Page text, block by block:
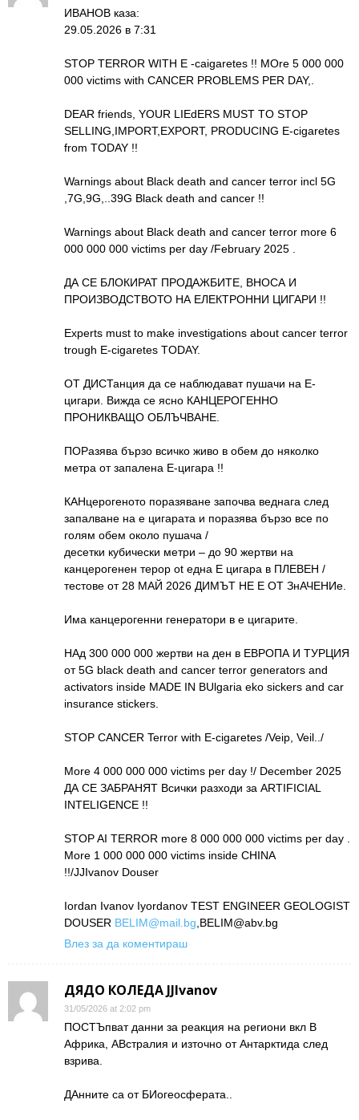
ИВАНОВ каза:
29.05.2026 в 7:31
STOP TERROR WITH E -caigaretes !! MOre 5 000 000
000 victims with CANCER PROBLEMS PER DAY,.
DEAR friends, YOUR LIEdERS MUST TO STOP
SELLING,IMPORT,EXPORT, PRODUCING E-cigaretes
from TODAY !!
Warnings about Black death and cancer terror incl 5G
,7G,9G,..39G Black death and cancer !!
Warnings about Black death and cancer terror more 6
000 000 000 victims per day /February 2025 .
ДА СЕ БЛОКИРАТ ПРОДАЖБИТЕ, ВНОСА И
ПРОИЗВОДСТВОТО НА ЕЛЕКТРОННИ ЦИГАРИ !!
Experts must to make investigations about cancer terror
trough E-cigaretes TODAY.
ОТ ДИСТанция да се наблюдават пушачи на Е-
цигари. Вижда се ясно КАНЦЕРОГЕННО
ПРОНИКВАЩО ОБЛЪЧВАНЕ.
ПОРазява бързо всичко живо в обем до няколко
метра от запалена Е-цигара !!
КАНцерогеното поразяване започва веднага след
запалване на е цигарата и поразява бързо все по
голям обем около пушача /
десетки кубически метри – до 90 жертви на
канцерогенен терор ot една Е цигара в ПЛЕВЕН /
тестове от 28 МАЙ 2026 ДИМЪТ НЕ Е ОТ ЗнАЧЕНИe.
Има канцерогенни генератори в е цигарите.
НАд 300 000 000 жертви на ден в ЕВРОПА И ТУРЦИЯ
от 5G black death and cancer terror generators and
activators inside MADE IN BUlgaria eko sickers and car
insurance stickers.
STOP CANCER Terror with E-cigaretes /Veip, Veil../
More 4 000 000 000 victims per day !/ December 2025
ДА СЕ ЗАБРАНЯТ Всички разходи за ARTIFICIAL
INTELIGENCE !!
STOP AI TERROR more 8 000 000 000 victims per day .
More 1 000 000 000 victims inside CHINA
!!/JJIvanov Douser
Iordan Ivanov Iyordanov TEST ENGINEER GEOLOGIST
DOUSER BELIM@mail.bg ,BELIM@abv.bg
Влез за да коментираш
ДЯДО КОЛЕДА JJIvanov
31/05/2026 at 2:02 pm
ПОСТЪпват данни за реакция на региони вкл В
Африка, АВстралия и източно от Антарктида след
взрива.
ДАнните са от БИогеосферата..